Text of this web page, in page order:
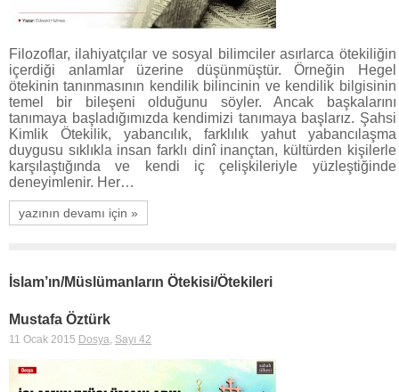
Filozoflar, ilahiyatçılar ve sosyal bilimciler asırlarca ötekiliğin
içerdiği anlamlar üzerine düşünmüştür. Örneğin Hegel
ötekinin tanınmasının kendilik bilincinin ve kendilik bilgisinin
temel bir bileşeni olduğunu söyler. Ancak başkalarını
tanımaya başladığımızda kendimizi tanımaya başlarız. Şahsi
Kimlik Ötekilik, yabancılık, farklılık yahut yabancılaşma
duygusu sıklıkla insan farklı dinî inançtan, kültürden kişilerle
karşılaştığında ve kendi iç çelişkileriyle yüzleştiğinde
deneyimlenir. Her…
yazının devamı için »
İslam’ın/Müslümanların Ötekisi/Ötekileri
Mustafa Öztürk
11 Ocak 2015 Dosya, Sayı 42